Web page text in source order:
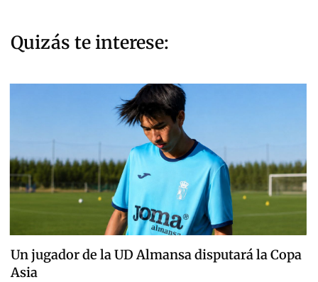
Quizás te interese:
Un jugador de la UD Almansa disputará la Copa
Asia